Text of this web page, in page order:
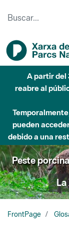
A partir del
reabre al
pueden
debido a una
Peste
La
FrontPage